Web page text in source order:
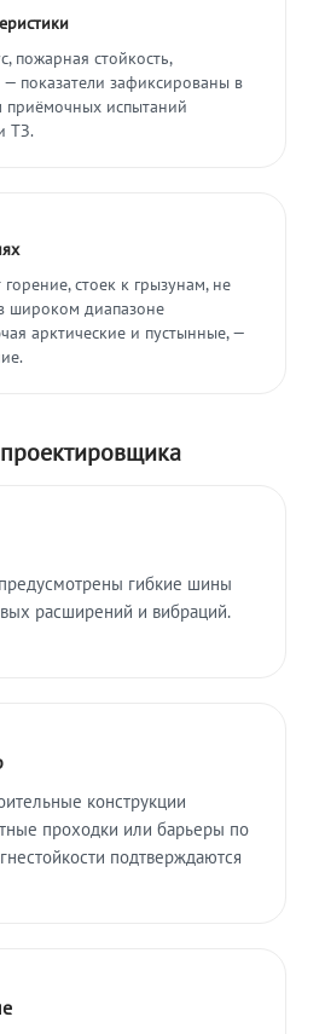
пожарная стойкость,
показатели зафиксированы в
приёмочных испытаний
ТЗ.
стоек к грызунам, не
широком диапазоне
арктические и пустынные, —
гибкие шины
расширений и вибраций.
конструкции
проходки или барьеры по
подтверждаются